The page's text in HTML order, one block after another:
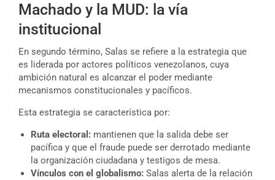
Machado y la MUD: la vía
institucional
En segundo término, Salas se refiere a la estrategia que
es liderada por actores políticos venezolanos, cuya
ambición natural es alcanzar el poder mediante
mecanismos constitucionales y pacíficos.
Esta estrategia se característica por:
Ruta electoral: mantienen que la salida debe ser
pacífica y que el fraude puede ser derrotado mediante
la organización ciudadana y testigos de mesa.
Vínculos con el globalismo: Salas alerta de la relación